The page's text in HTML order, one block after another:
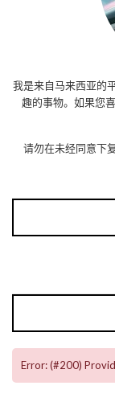
我是来自马来西亚的
趣的事物。如果您
请勿在未经同意下
Error: (#200)